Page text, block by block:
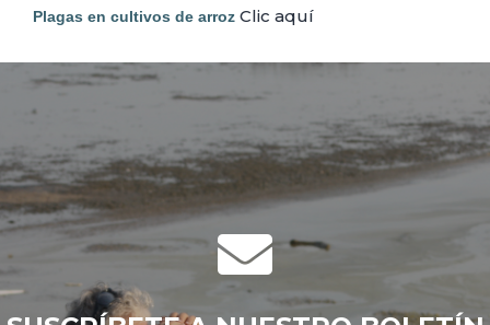
Plagas en cultivos de arroz Clic aquí